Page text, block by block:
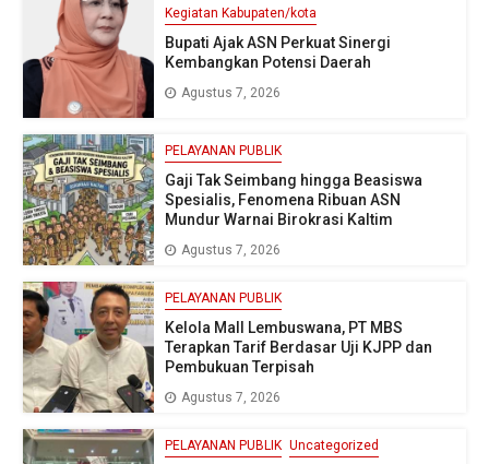
Kegiatan Kabupaten/kota
Bupati Ajak ASN Perkuat Sinergi
Kembangkan Potensi Daerah
Agustus 7, 2026
PELAYANAN PUBLIK
Gaji Tak Seimbang hingga Beasiswa
Spesialis, Fenomena Ribuan ASN
Mundur Warnai Birokrasi Kaltim
Agustus 7, 2026
PELAYANAN PUBLIK
Kelola Mall Lembuswana, PT MBS
Terapkan Tarif Berdasar Uji KJPP dan
Pembukuan Terpisah
Agustus 7, 2026
PELAYANAN PUBLIK Uncategorized